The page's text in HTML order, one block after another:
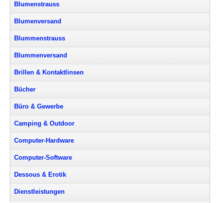
Blumenstrauss
Blumenversand
Blummenstrauss
Blummenversand
Brillen & Kontaktlinsen
Bücher
Büro & Gewerbe
Camping & Outdoor
Computer-Hardware
Computer-Software
Dessous & Erotik
Dienstleistungen